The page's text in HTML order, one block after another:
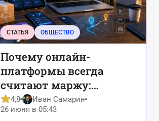
СТАТЬЯ ОБЩЕСТВО
Почему онлайн-
платформы всегда
считают маржу:
разбираем экономику
цифровых сервисов на
4,8
Иван Самарин
26 июня в 05:43